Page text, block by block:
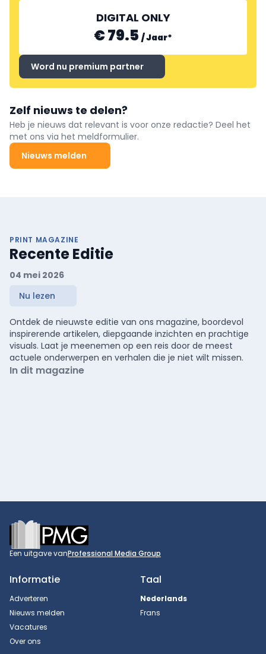
DIGITAL ONLY
€ 79.5 /Jaar*
Word nu premium partner
Zelf nieuws te delen?
Heb je nieuws dat relevant is voor onze redactie? Deel het
met ons via het meldformulier.
Nieuws melden
PRINT MAGAZINE
Recente Editie
04 mei 2026
Nu lezen
Ontdek de nieuwste editie van ons magazine, boordevol
inspirerende artikelen, diepgaande inzichten en prachtige
visuals. Laat je meenemen op een reis door de meest
actuele onderwerpen en verhalen die je niet wilt missen.
In dit magazine
Footer
Een uitgave vanProfessional Media Group
Informatie
Adverteren
Nieuws melden
Vacatures
Over ons
Taal
Nederlands
Frans